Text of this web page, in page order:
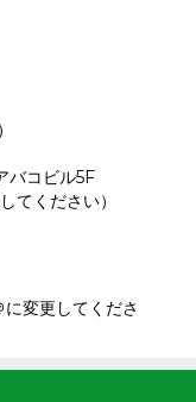
バコビル5F
ください）
変更してくださ